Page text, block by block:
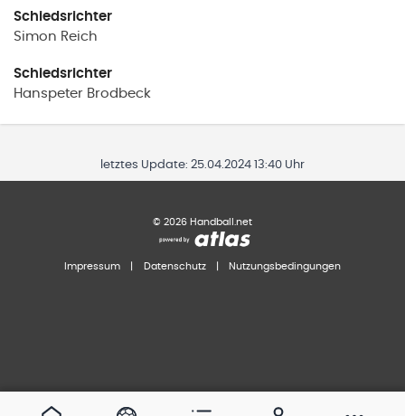
Schiedsrichter
Simon Reich
Schiedsrichter
Hanspeter Brodbeck
letztes Update: 25.04.2024 13:40 Uhr
© 2026 Handball.net
Impressum Datenschutz Nutzungsbedingungen